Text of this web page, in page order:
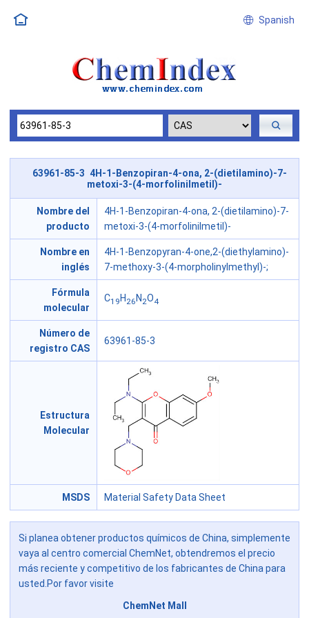
Spanish
63961-85-3 4H-1-Benzopiran-4-ona, 2-(dietilamino)-7-
metoxi-3-(4-morfolinilmetil)-
Nombre del
producto
4H-1-Benzopiran-4-ona, 2-(dietilamino)-7-
metoxi-3-(4-morfolinilmetil)-
Nombre en
inglés
4H-1-Benzopyran-4-one,2-(diethylamino)-
7-methoxy-3-(4-morpholinylmethyl)-;
Fórmula
molecular
C19 H 26 N 2O4
Número de
registro CAS
63961-85-3
Estructura
Molecular
MSDS Material Safety Data Sheet
Si planea obtener productos químicos de China, simplemente
vaya al centro comercial ChemNet, obtendremos el precio
más reciente y competitivo de los fabricantes de China para
usted.Por favor visite
ChemNet Mall